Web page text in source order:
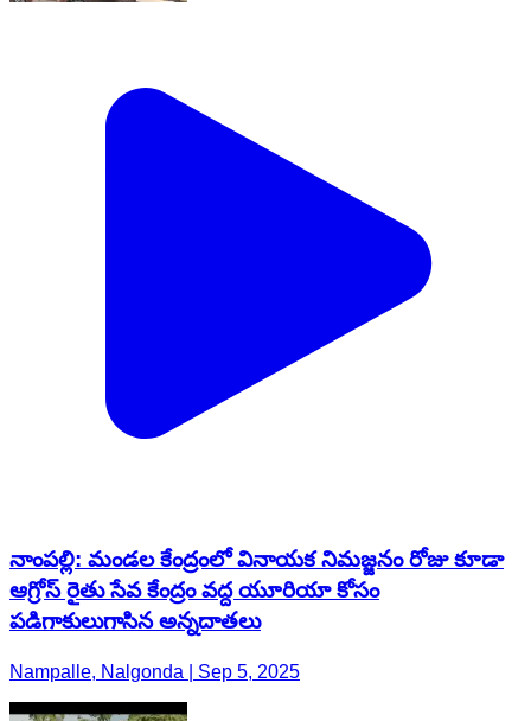
నాంపల్లి: మండల కేంద్రంలో వినాయక నిమజ్జనం రోజు కూడా
ఆగ్రోస్ రైతు సేవ కేంద్రం వద్ద యూరియా కోసం
పడిగాకులుగాసిన అన్నదాతలు
Nampalle, Nalgonda | Sep 5, 2025